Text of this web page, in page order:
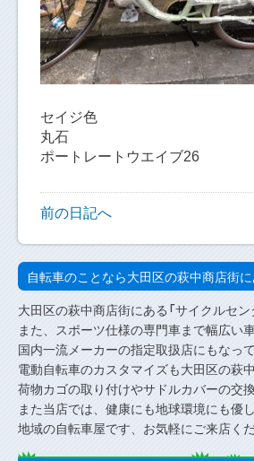
セイジ色
丸石
ポートレートウエイブ26
前の日記へ
自転車のことなら大田区の萩中商店街
大田区の萩中商店街にある「サイクルセ
また、スポーツ仕様の専門車まで幅広い
国内一流メーカーの指定取扱店にもなっ
電動自転車のカスタマイズも大田区の萩
荷物カゴの取り付けやサドルカバーの交
また当店では、健康にも地球環境にも優
地域の自転車屋です、お気軽にご来店くだ